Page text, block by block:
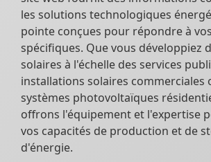
les solutions technologiques
pointe conçues pour répondre à
spécifiques. Que vous développiez
solaires à l'échelle des services
installations solaires commerciales
systèmes photovoltaïques
offrons l'équipement et l'expertise
vos capacités de production et de
d'énergie.